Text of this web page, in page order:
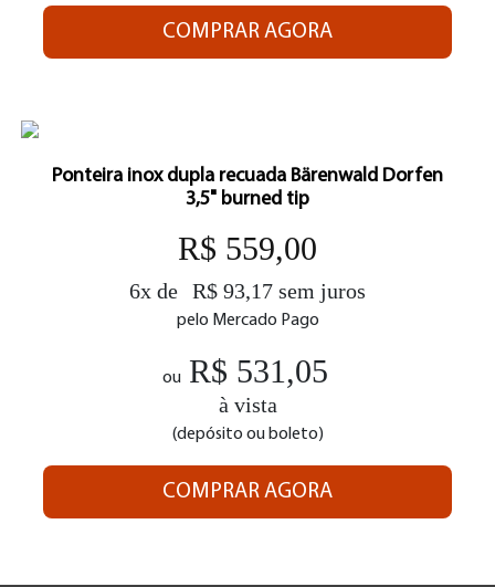
COMPRAR AGORA
Ponteira inox dupla recuada Bärenwald Dorfen
3,5" burned tip
R$ 559,00
6x de R$ 93,17 sem juros
pelo Mercado Pago
ou R$ 531,05
à vista
(depósito ou boleto)
COMPRAR AGORA